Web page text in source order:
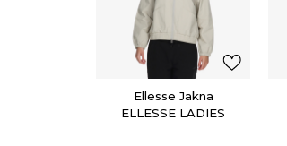
Ellesse Jakna
ELLESSE LADIES